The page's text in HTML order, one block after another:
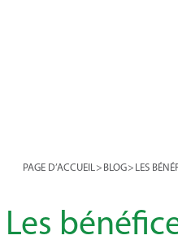
PAGE D’ACCUEIL> BLOG> LES
Les